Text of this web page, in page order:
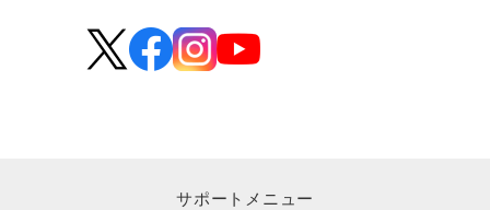
サポートメニュー